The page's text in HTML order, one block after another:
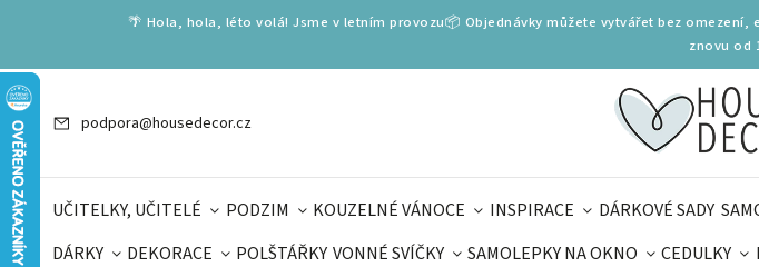
🌴 Hola, hola, léto volá! Jsme v letním provozu📦 Objednávky můžete vytvářet bez
znovu od
podpora@housedecor.cz
UČITELKY, UČITELÉ PODZIM KOUZELNÉ VÁNOCE INSPIRACE DÁRKOVÉ SADY
DÁRKY
DEKORACE POLŠTÁŘKY VONNÉ SVÍČKY SAMOLEPKY NA OKNO CEDULKY